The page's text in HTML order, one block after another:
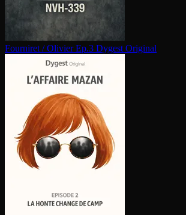
Fourniret / Olivier Ep.3 Dygest Original